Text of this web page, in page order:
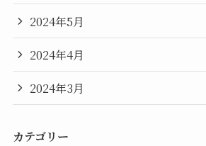
2024年5月
2024年4月
2024年3月
カテゴリー